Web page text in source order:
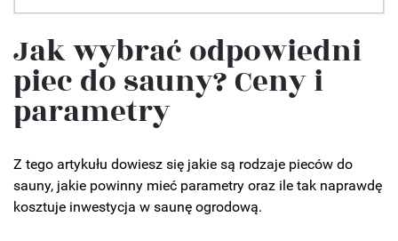
Jak wybrać odpowiedni
piec do sauny? Ceny i
parametry
Z tego artykułu dowiesz się jakie są rodzaje pieców do
sauny, jakie powinny mieć parametry oraz ile tak naprawdę
kosztuje inwestycja w saunę ogrodową.